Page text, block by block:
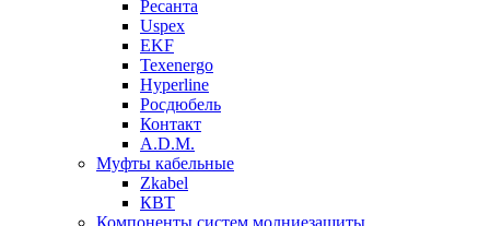
Ресанта
Uspex
EKF
Texenergo
Hyperline
Росдюбель
Контакт
A.D.M.
Муфты кабельные
Zkabel
КВТ
Компоненты систем молниезащиты